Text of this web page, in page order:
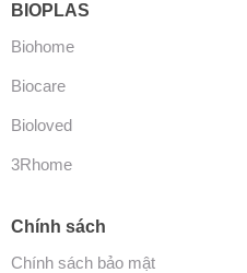
BIOPLAS
Biohome
Biocare
Bioloved
3Rhome
Chính sách
Chính sách bảo mật